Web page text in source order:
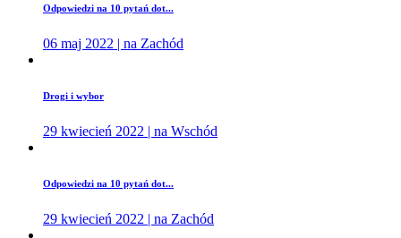
Odpowiedzi na 10 pytań dot...
06 maj 2022 | na Zachód
Drogi i wybor
29 kwiecień 2022 | na Wschód
Odpowiedzi na 10 pytań dot...
29 kwiecień 2022 | na Zachód